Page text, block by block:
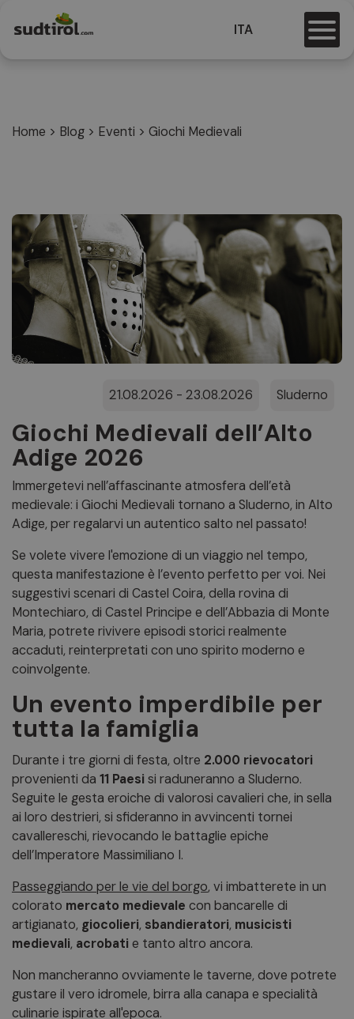
ITA
Home > Blog > Eventi > Giochi Medievali
21.08.2026 - 23.08.2026 Sluderno
Giochi Medievali dell’Alto
Adige 2026
Immergetevi nell’affascinante atmosfera dell’età
medievale: i Giochi Medievali tornano a Sluderno, in Alto
Adige, per regalarvi un autentico salto nel passato!
Se volete vivere l'emozione di un viaggio nel tempo,
questa manifestazione è l’evento perfetto per voi. Nei
suggestivi scenari di Castel Coira, della rovina di
Montechiaro, di Castel Principe e dell’Abbazia di Monte
Maria, potrete rivivere episodi storici realmente
accaduti, reinterpretati con uno spirito moderno e
coinvolgente.
Un evento imperdibile per
tutta la famiglia
Durante i tre giorni di festa, oltre 2.000 rievocatori
provenienti da 11 Paesi si raduneranno a Sluderno.
Seguite le gesta eroiche di valorosi cavalieri che, in sella
ai loro destrieri, si sfideranno in avvincenti tornei
cavallereschi, rievocando le battaglie epiche
dell’Imperatore Massimiliano I.
Passeggiando per le vie del borgo, vi imbatterete in un
colorato mercato medievale con bancarelle di
artigianato, giocolieri, sbandieratori, musicisti
medievali, acrobati e tanto altro ancora.
Non mancheranno ovviamente le taverne, dove potrete
gustare il vero idromele, birra alla canapa e specialità
culinarie ispirate all'epoca.